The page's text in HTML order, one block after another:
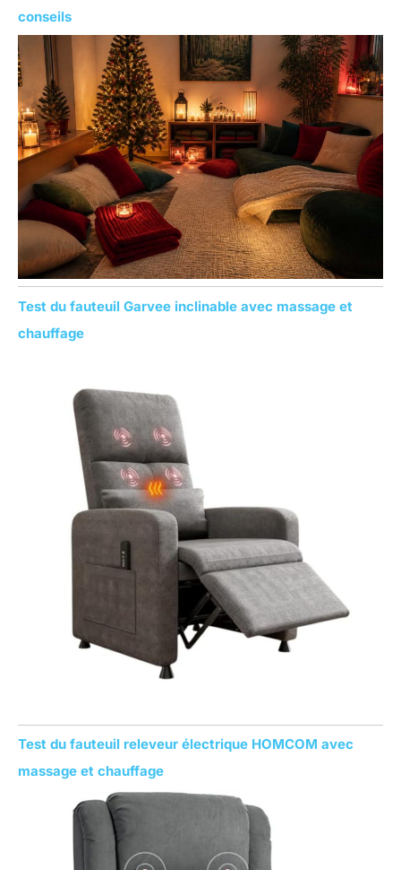
h
e
r
:
conseils
Test du fauteuil Garvee inclinable avec massage et
chauffage
Test du fauteuil releveur électrique HOMCOM avec
massage et chauffage